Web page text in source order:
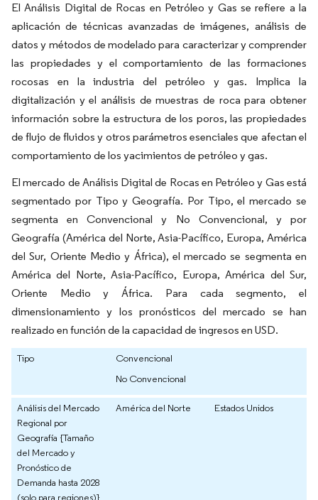
El Análisis Digital de Rocas en Petróleo y Gas se refiere a la
aplicación de técnicas avanzadas de imágenes, análisis de
datos y métodos de modelado para caracterizar y comprender
las propiedades y el comportamiento de las formaciones
rocosas en la industria del petróleo y gas. Implica la
digitalización y el análisis de muestras de roca para obtener
información sobre la estructura de los poros, las propiedades
de flujo de fluidos y otros parámetros esenciales que afectan el
comportamiento de los yacimientos de petróleo y gas.
El mercado de Análisis Digital de Rocas en Petróleo y Gas está
segmentado por Tipo y Geografía. Por Tipo, el mercado se
segmenta en Convencional y No Convencional, y por
Geografía (América del Norte, Asia-Pacífico, Europa, América
del Sur, Oriente Medio y África), el mercado se segmenta en
América del Norte, Asia-Pacífico, Europa, América del Sur,
Oriente Medio y África. Para cada segmento, el
dimensionamiento y los pronósticos del mercado se han
realizado en función de la capacidad de ingresos en USD.
Tipo
Convencional
No Convencional
Análisis del Mercado
Regional por
Geografía {Tamaño
del Mercado y
Pronóstico de
Demanda hasta 2028
(solo para regiones)}
América del Norte Estados Unidos